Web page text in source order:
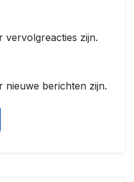
vervolgreacties zijn.
nieuwe berichten zijn.